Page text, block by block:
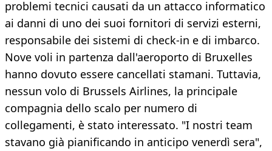
problemi tecnici causati da un attacco informatico
ai danni di uno dei suoi fornitori di servizi esterni,
responsabile dei sistemi di check-in e di imbarco.
Nove voli in partenza dall'aeroporto di Bruxelles
hanno dovuto essere cancellati stamani. Tuttavia,
nessun volo di Brussels Airlines, la principale
compagnia dello scalo per numero di
collegamenti, è stato interessato. "I nostri team
stavano già pianificando in anticipo venerdì sera",